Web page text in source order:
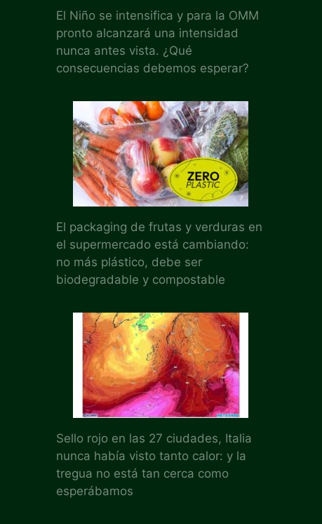
El Niño se intensifica y para la OMM
pronto alcanzará una intensidad
nunca antes vista. ¿Qué
consecuencias debemos esperar?
El packaging de frutas y verduras en
el supermercado está cambiando:
no más plástico, debe ser
biodegradable y compostable
Sello rojo en las 27 ciudades, Italia
nunca había visto tanto calor: y la
tregua no está tan cerca como
esperábamos